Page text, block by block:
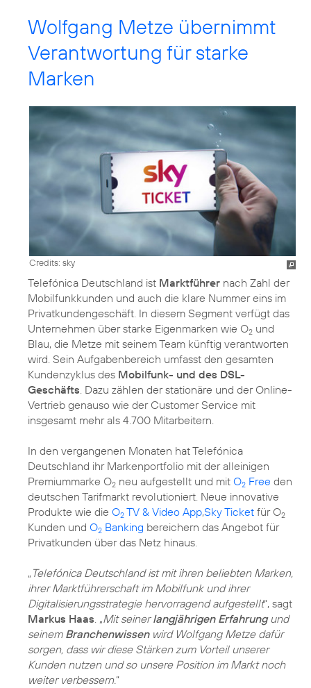
Wolfgang Metze übernimmt
Verantwortung für starke
Marken
Credits: sky
Telefónica Deutschland ist Marktführer nach Zahl der
Mobilfunkkunden und auch die klare Nummer eins im
Privatkundengeschäft. In diesem Segment verfügt das
Unternehmen über starke Eigenmarken wie O2 und
Blau, die Metze mit seinem Team künftig verantworten
wird. Sein Aufgabenbereich umfasst den gesamten
Kundenzyklus des Mobilfunk- und des DSL-
Geschäfts. Dazu zählen der stationäre und der Online-
Vertrieb genauso wie der Customer Service mit
insgesamt mehr als 4.700 Mitarbeitern.
In den vergangenen Monaten hat Telefónica
Deutschland ihr Markenportfolio mit der alleinigen
Premiummarke O2 neu aufgestellt und mit O2 Free den
deutschen Tarifmarkt revolutioniert. Neue innovative
Produkte wie die O2 TV & Video App,Sky Ticket für O2
Kunden und O2 Banking bereichern das Angebot für
Privatkunden über das Netz hinaus.
„ Telefónica Deutschland ist mit ihren beliebten Marken,
ihrer Marktführerschaft im Mobilfunk und ihrer
Digitalisierungsstrategie hervorragend aufgestellt“, sagt
Markus Haas. „Mit seinerlangjährigen Erfahrung und
seinem Branchenwissen wird Wolfgang Metze dafür
sorgen, dass wir diese Stärken zum Vorteil unserer
Kunden nutzen und so unsere Position im Markt noch
weiter verbessern.“